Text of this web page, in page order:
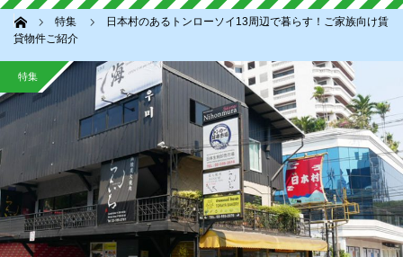
ホーム 特集
日本村のあるトンローソイ13周辺で暮らす！ご家族向け賃
貸物件ご紹介
特集